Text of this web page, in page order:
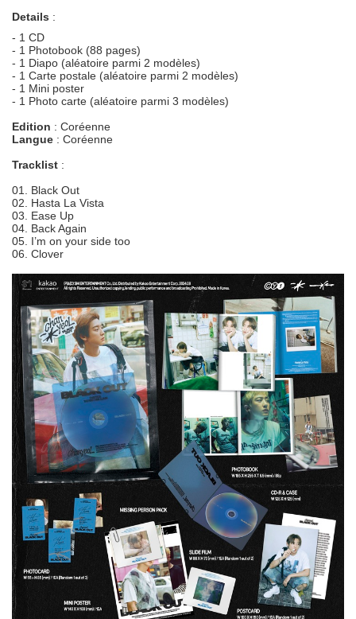
Details :
- 1 CD
- 1 Photobook (88 pages)
- 1 Diapo (aléatoire parmi 2 modèles)
- 1 Carte postale (aléatoire parmi 2 modèles)
- 1 Mini poster
- 1 Photo carte (aléatoire parmi 3 modèles)
Edition : Coréenne
Langue : Coréenne
Tracklist :
01. Black Out
02. Hasta La Vista
03. Ease Up
04. Back Again
05. I’m on your side too
06. Clover